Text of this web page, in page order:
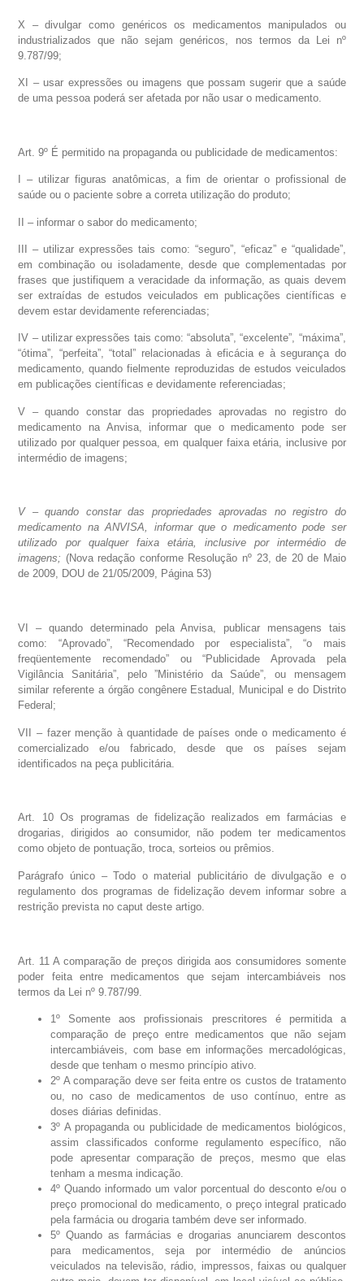
X – divulgar como genéricos os medicamentos manipulados ou
industrializados que não sejam genéricos, nos termos da Lei nº
9.787/99;
XI – usar expressões ou imagens que possam sugerir que a saúde
de uma pessoa poderá ser afetada por não usar o medicamento.
Art. 9º É permitido na propaganda ou publicidade de medicamentos:
I – utilizar figuras anatômicas, a fim de orientar o profissional de
saúde ou o paciente sobre a correta utilização do produto;
II – informar o sabor do medicamento;
III – utilizar expressões tais como: “seguro”, “eficaz” e “qualidade”,
em combinação ou isoladamente, desde que complementadas por
frases que justifiquem a veracidade da informação, as quais devem
ser extraídas de estudos veiculados em publicações científicas e
devem estar devidamente referenciadas;
IV – utilizar expressões tais como: “absoluta”, “excelente”, “máxima”,
“ótima”, “perfeita”, “total” relacionadas à eficácia e à segurança do
medicamento, quando fielmente reproduzidas de estudos veiculados
em publicações científicas e devidamente referenciadas;
V – quando constar das propriedades aprovadas no registro do
medicamento na Anvisa, informar que o medicamento pode ser
utilizado por qualquer pessoa, em qualquer faixa etária, inclusive por
intermédio de imagens;
V – quando constar das propriedades aprovadas no registro do
medicamento na ANVISA, informar que o medicamento pode ser
utilizado por qualquer faixa etária, inclusive por intermédio de
imagens; (Nova redação conforme Resolução nº 23, de 20 de Maio
de 2009, DOU de 21/05/2009, Página 53)
VI – quando determinado pela Anvisa, publicar mensagens tais
como: “Aprovado”, “Recomendado por especialista”, “o mais
freqüentemente recomendado” ou “Publicidade Aprovada pela
Vigilância Sanitária”, pelo ”Ministério da Saúde”, ou mensagem
similar referente a órgão congênere Estadual, Municipal e do Distrito
Federal;
VII – fazer menção à quantidade de países onde o medicamento é
comercializado e/ou fabricado, desde que os países sejam
identificados na peça publicitária.
Art. 10 Os programas de fidelização realizados em farmácias e
drogarias, dirigidos ao consumidor, não podem ter medicamentos
como objeto de pontuação, troca, sorteios ou prêmios.
Parágrafo único – Todo o material publicitário de divulgação e o
regulamento dos programas de fidelização devem informar sobre a
restrição prevista no caput deste artigo.
Art. 11 A comparação de preços dirigida aos consumidores somente
poder feita entre medicamentos que sejam intercambiáveis nos
termos da Lei nº 9.787/99.
1º Somente aos profissionais prescritores é permitida a
comparação de preço entre medicamentos que não sejam
intercambiáveis, com base em informações mercadológicas,
desde que tenham o mesmo princípio ativo.
2º A comparação deve ser feita entre os custos de tratamento
ou, no caso de medicamentos de uso contínuo, entre as
doses diárias definidas.
3º A propaganda ou publicidade de medicamentos biológicos,
assim classificados conforme regulamento específico, não
pode apresentar comparação de preços, mesmo que elas
tenham a mesma indicação.
4º Quando informado um valor porcentual do desconto e/ou o
preço promocional do medicamento, o preço integral praticado
pela farmácia ou drogaria também deve ser informado.
5º Quando as farmácias e drogarias anunciarem descontos
para medicamentos, seja por intermédio de anúncios
veiculados na televisão, rádio, impressos, faixas ou qualquer